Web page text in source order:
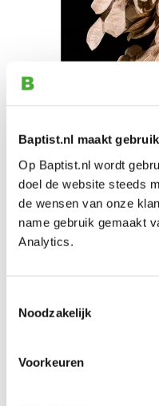
Baptist.nl maakt
Op Baptist.nl wordt
doel de website steeds
de wensen van onze
name gebruik gemaakt
Analytics.
Noodzakelijk
Voorkeuren
Paul van de Vaart
houtsnijwerken.
Mijn hobby is
Grinling Gibbons. Een
overmantel te maken
Hiervoor gebruikte